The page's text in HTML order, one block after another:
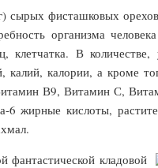
сырых фисташковых
организма
клетчатка. В
калий, калории, а
В9, Витамин С,
6 жирные кислоты,
фантастической кладовой